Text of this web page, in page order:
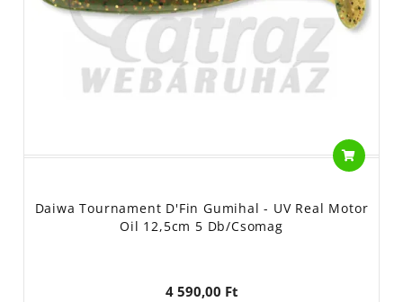
Daiwa Tournament D'Fin Gumihal - UV Real Motor
Oil 12,5cm 5 Db/csomag
4 590,00 Ft